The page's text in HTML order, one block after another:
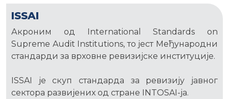
ISSAI
Акроним од International Standards on
Supreme Audit Institutions, то јест Међународни
стандарди за врховне ревизијске институције.
ISSAI је скуп стандарда за ревизију јавног
сектора развијених од стране INTOSAI-ја.